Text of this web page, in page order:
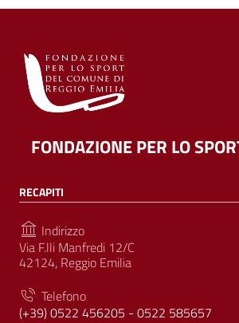
FONDAZIONE PER LO
RECAPITI
Indirizzo
Via F.lli Manfredi 12/C
42124, Reggio Emilia
Telefono
(+39) 0522 456205 - 0522 585657